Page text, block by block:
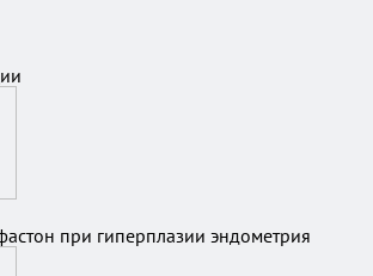
при гиперплазии эндометрия